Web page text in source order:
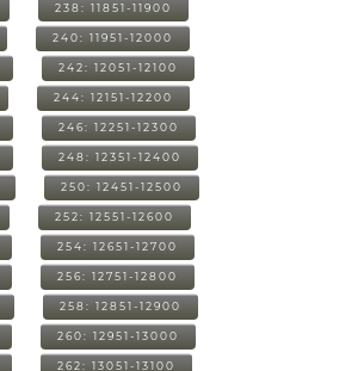
238: 11851-11900
240: 11951-12000
242: 12051-12100
244: 12151-12200
246: 12251-12300
248: 12351-12400
250: 12451-12500
252: 12551-12600
254: 12651-12700
256: 12751-12800
258: 12851-12900
260: 12951-13000
262: 13051-13100